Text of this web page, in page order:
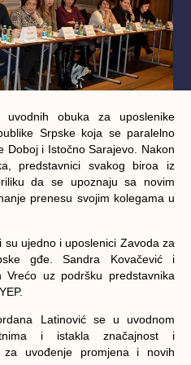
obuka za uposlenike
Srpske koja se paralelno
Doboj i Istočno Sarajevo. Nakon
predstavnici svakog biroa iz
da se upoznaju sa novim
prenesu svojim kolegama u
ujedno i uposlenici Zavoda za
gđe. Sandra Kovačević i
uz podršku predstavnika
Latinović se u uvodnom
i istakla značajnost i
za uvođenje promjena i novih